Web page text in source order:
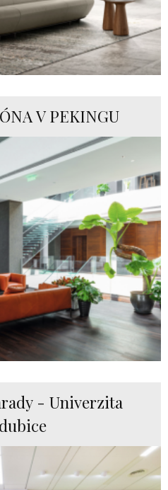
V PEKINGU
- Univerzita